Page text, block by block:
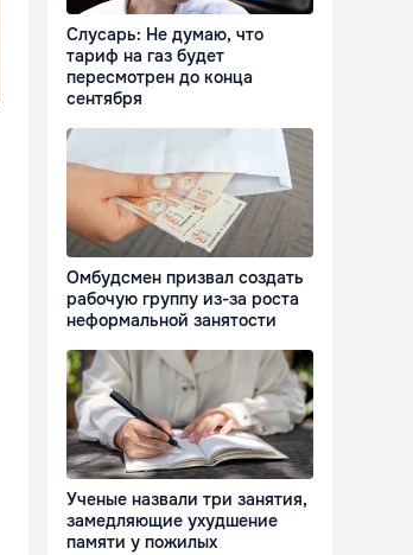
Слусарь: Не думаю, что
тариф на газ будет
пересмотрен до конца
сентября
Омбудсмен призвал создать
рабочую группу из-за роста
неформальной занятости
Ученые назвали три занятия,
замедляющие ухудшение
памяти у пожилых